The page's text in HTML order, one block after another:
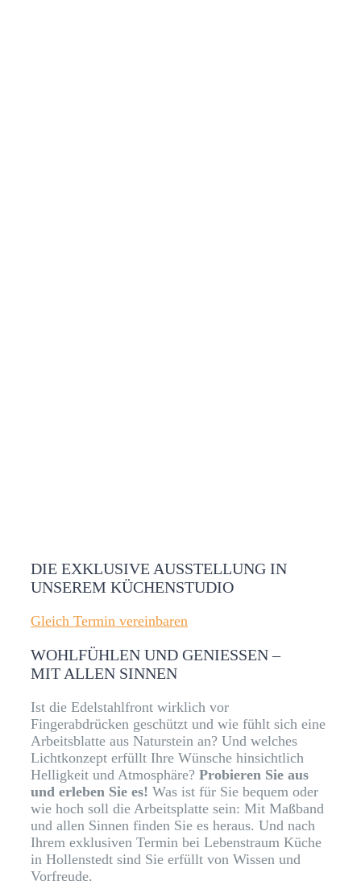
DIE EXKLUSIVE AUSSTELLUNG IN
UNSEREM KÜCHENSTUDIO
Gleich Termin vereinbaren
WOHLFÜHLEN UND GENIESSEN –
MIT ALLEN SINNEN
Ist die Edelstahlfront wirklich vor
Fingerabdrücken geschützt und wie fühlt sich eine
Arbeitsblatte aus Naturstein an? Und welches
Lichtkonzept erfüllt Ihre Wünsche hinsichtlich
Helligkeit und Atmosphäre? Probieren Sie aus
und erleben Sie es! Was ist für Sie bequem oder
wie hoch soll die Arbeitsplatte sein: Mit Maßband
und allen Sinnen finden Sie es heraus. Und nach
Ihrem exklusiven Termin bei Lebenstraum Küche
in Hollenstedt sind Sie erfüllt von Wissen und
Vorfreude.